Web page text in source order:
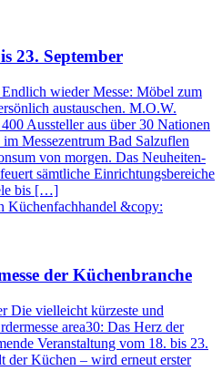
23. September
wieder Messe: Möbel zum
austauschen. M.O.W.
Aussteller aus über 30 Nationen
Messezentrum Bad Salzuflen
von morgen. Das Neuheiten-
sämtliche Einrichtungsbereiche
bis […]
der Küchenbranche
Die vielleicht kürzeste und
area30: Das Herz der
Veranstaltung vom 18. bis 23.
der Küchen – wird erneut erster